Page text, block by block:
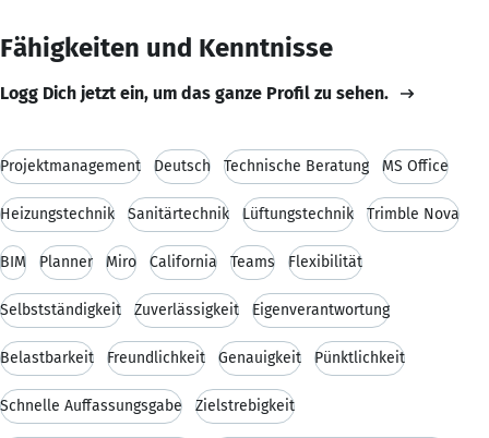
Fähigkeiten und Kenntnisse
Logg Dich jetzt ein, um das ganze Profil zu sehen.
Projektmanagement Deutsch Technische Beratung MS Office
Heizungstechnik Sanitärtechnik Lüftungstechnik Trimble Nova
BIM Planner Miro California Teams Flexibilität
Selbstständigkeit Zuverlässigkeit Eigenverantwortung
Belastbarkeit Freundlichkeit Genauigkeit Pünktlichkeit
Schnelle Auffassungsgabe Zielstrebigkeit